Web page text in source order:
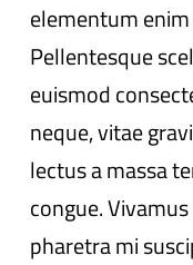
elementum
Pellentesque
euismod
neque, vitae
lectus a massa
congue.
pharetra mi